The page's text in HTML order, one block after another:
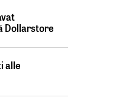
Dollarstore
alle